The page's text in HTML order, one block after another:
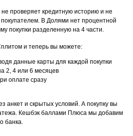
проверяет кредитную историю и не
В Долями нет процентной
покупки разделенную на 4 части.
и теперь вы можете:
данные карты для каждой покупки
2, 4 или 6 месяцев
оплате сразу
анкет и скрытых условий. А покупку вы
Кешбэк баллами Плюса мы добавим
банка.